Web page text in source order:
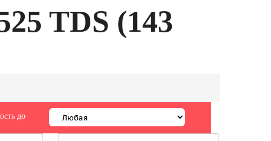
TDS (143
до